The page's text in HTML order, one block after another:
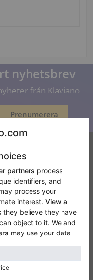
nyhetsbrev
från Klaviano